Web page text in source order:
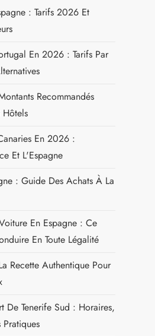
: Tarifs 2026 Et
En 2026 : Tarifs Par
Recommandés
Hôtels
En 2026 :
Et L'Espagne
: Guide Des Achats À La
En Espagne : Ce
En Toute Légalité
Recette Authentique Pour
De Tenerife Sud : Horaires,